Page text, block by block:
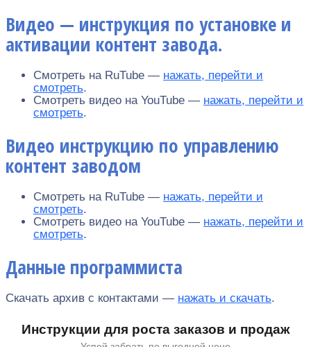
Видео — инструкция по установке и
активации контент завода.
Смотреть на RuTube — нажать, перейти и
смотреть.
Смотреть видео на YouTube — нажать, перейти и
смотреть.
Видео инструкцию по управлению
контент заводом
Смотреть на RuTube — нажать, перейти и
смотреть.
Смотреть видео на YouTube — нажать, перейти и
смотреть.
Данные программиста
Скачать архив с контактами — нажать и скачать.